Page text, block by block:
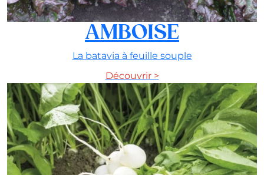
AMBOISE
La batavia à feuille souple
Découvrir >